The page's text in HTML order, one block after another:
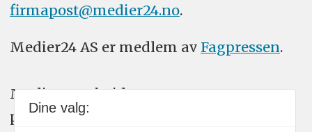
firmapost@medier24.no.
Medier24 AS er medlem av Fagpressen.
Medier24 arbeider etter Vær Varsom-
plakatens regler for god presseskikk.
Dine valg: